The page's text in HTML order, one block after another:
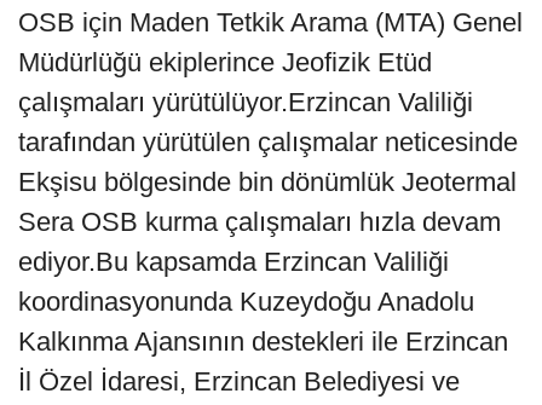
OSB için Maden Tetkik Arama (MTA) Genel
Müdürlüğü ekiplerince Jeofizik Etüd
çalışmaları yürütülüyor.Erzincan Valiliği
tarafından yürütülen çalışmalar neticesinde
Ekşisu bölgesinde bin dönümlük Jeotermal
Sera OSB kurma çalışmaları hızla devam
ediyor.Bu kapsamda Erzincan Valiliği
koordinasyonunda Kuzeydoğu Anadolu
Kalkınma Ajansının destekleri ile Erzincan
İl Özel İdaresi, Erzincan Belediyesi ve